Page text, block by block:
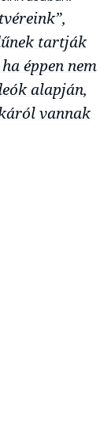
tartják
éppen nem
alapján,
vannak